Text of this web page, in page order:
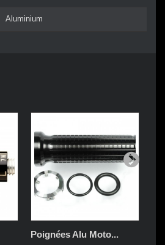
Aluminium
Poignées Alu Moto...